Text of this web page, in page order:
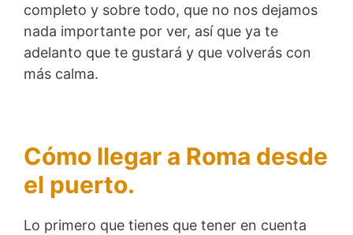
completo y sobre todo, que no nos dejamos
nada importante por ver, así que ya te
adelanto que te gustará y que volverás con
más calma.
Cómo llegar a Roma desde
el puerto.
Lo primero que tienes que tener en cuenta